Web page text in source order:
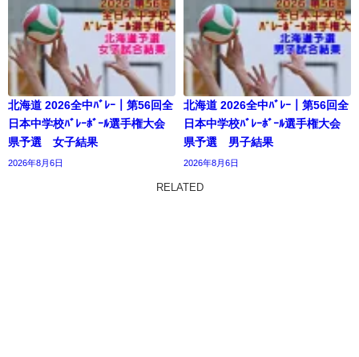
北海道 2026全中ﾊﾞﾚｰ｜第56回全
日本中学校ﾊﾞﾚｰﾎﾞｰﾙ選手権大会
県予選 女子結果
2026年8月6日
北海道 2026全中ﾊﾞﾚｰ｜第56回全
日本中学校ﾊﾞﾚｰﾎﾞｰﾙ選手権大会
県予選 男子結果
2026年8月6日
RELATED